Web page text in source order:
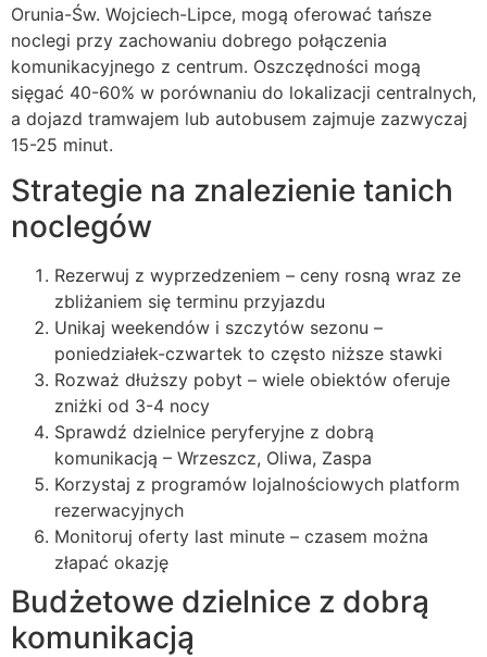
Orunia-Św. Wojciech-Lipce, mogą oferować tańsze
noclegi przy zachowaniu dobrego połączenia
komunikacyjnego z centrum. Oszczędności mogą
sięgać 40-60% w porównaniu do lokalizacji centralnych,
a dojazd tramwajem lub autobusem zajmuje zazwyczaj
15-25 minut.
Strategie na znalezienie tanich
noclegów
Rezerwuj z wyprzedzeniem – ceny rosną wraz ze
zbliżaniem się terminu przyjazdu
Unikaj weekendów i szczytów sezonu –
poniedziałek-czwartek to często niższe stawki
Rozważ dłuższy pobyt – wiele obiektów oferuje
zniżki od 3-4 nocy
Sprawdź dzielnice peryferyjne z dobrą
komunikacją – Wrzeszcz, Oliwa, Zaspa
Korzystaj z programów lojalnościowych platform
rezerwacyjnych
Monitoruj oferty last minute – czasem można
złapać okazję
Budżetowe dzielnice z dobrą
komunikacją